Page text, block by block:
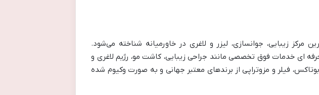
مجهزترین مرکز زیبایی، جوانسازی، لیزر و لاغری در خاورمیانه شناخته می‌شود.
ای خدمات فوق تخصصی مانند جراحی زیبایی، کاشت مو، رژیم لاغری و
فیلر و مزوتراپی از برندهای معتبر جهانی و به صورت وکیوم شده